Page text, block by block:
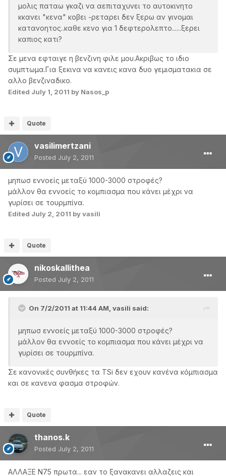
μολις παταω γκαζι να αεπιταχυνει το αυτοκινητο
κκανει "κενα" κοβει -ρεταρει δεν ξερω αν γινομαι
κατανοητος..καθε κενο για 1 δεφτερολεπτο......ξερει
καπιος κατι?
Σε μενα εφταιγε η βενζινη φιλε μου.Ακριβως το ιδιο
συμπτωμα.Για ξεκινα να κανεις κανα δυο γεμισματακια σε
αλλο βενζιναδικο.
Edited July 1, 2011 by Νasos_p
Quote
vasilimertzani
Posted July 2, 2011
μηπωσ εννοείς μεταξύ 1000-3000 στροφές?
μάλλον θα εννοείς το κομπιασμα που κάνει μέχρι να
γυρίσει σε τουρμπίνα.
Edited July 2, 2011 by vasili
Quote
nikoskallithea
Posted July 2, 2011
On 7/2/2011 at 11:44 AM, vasili said:
μηπωσ εννοείς μεταξύ 1000-3000 στροφές?
μάλλον θα εννοείς το κομπιασμα που κάνει μέχρι να
γυρίσει σε τουρμπίνα.
Σε κανονικές συνθήκες τα TSi δεν εχουν κανένα κόμπιασμα
και σε κανενα φασμα στροφών.
Quote
thanos.k
Posted July 2, 2011
ΑΛΛΑΞΕ Ν75 πρωτα... εαν το ξανακανει αλλαζεις και